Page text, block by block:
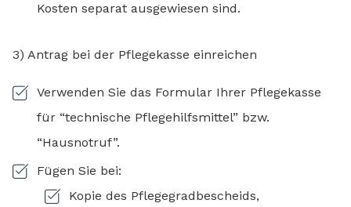
Kosten separat ausgewiesen sind.
3) Antrag bei der Pflegekasse einreichen
Verwenden Sie das Formular Ihrer Pflegekasse
für “technische Pflegehilfsmittel” bzw.
“Hausnotruf”.
Fügen Sie bei:
Kopie des Pflegegradbescheids,